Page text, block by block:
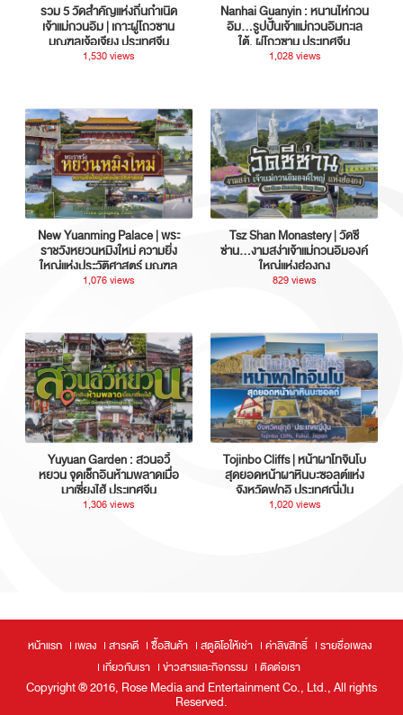
รวม 5 วัดสำคัญแห่งถิ่นกำเนิด
เจ้าแม่กวนอิม | เกาะผู่โถวซาน
มณฑลเจ้อเจียง ประเทศจีน
1,530 views
Nanhai Guanyin : หนานไห่กวน
อิม...รูปปั้นเจ้าแม่กวนอิมทะเล
ใต้, ผู่โถวซาน ประเทศจีน
1,028 views
New Yuanming Palace | พระ
ราชวังหยวนหมิงใหม่ ความยิ่ง
ใหญ่แห่งประวัติศาสตร์ มณฑล
กวางตุ้ง ประเทศจีน
1,076 views
Tsz Shan Monastery | วัดซี
ซ่าน…งามสง่าเจ้าแม่กวนอิมองค์
ใหญ่แห่งฮ่องกง
829 views
Yuyuan Garden : สวนอวี้
หยวน จุดเช็กอินห้ามพลาดเมื่อ
มาเซี่ยงไฮ้ ประเทศจีน
1,306 views
Tojinbo Cliffs | หน้าผาโทจินโบ
สุดยอดหน้าผาหินบะซอลต์แห่ง
จังหวัดฟุกุอิ ประเทศญี่ปุ่น
1,020 views
หน้าแรก เพลง สารคดี ซื้อสินค้า สตูดิโอให้เช่า ค่าลิขสิทธิ์
รายชื่อเพลง
เกี่ยวกับเรา
ข่าวสารและกิจกรรม ติดต่อเรา
Copyright ® 2016, Rose Media and Entertainment Co., Ltd., All rights
Reserved.